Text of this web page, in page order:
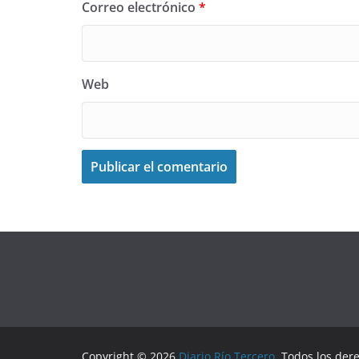
Correo electrónico *
Web